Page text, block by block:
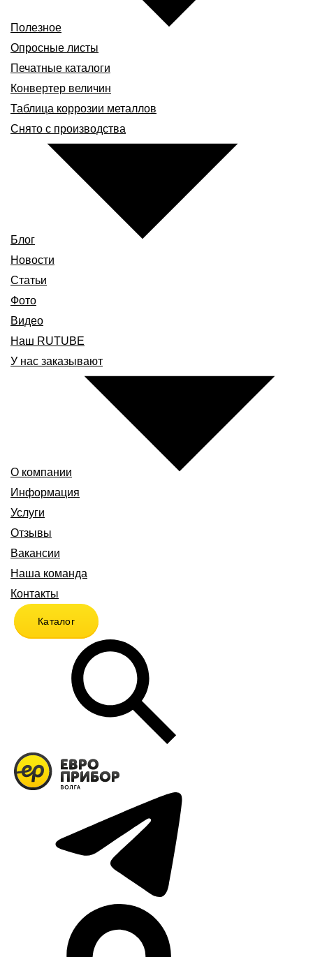
Полезное
Опросные листы
Печатные каталоги
Конвертер величин
Таблица коррозии металлов
Снято с производства
Блог
Новости
Статьи
Фото
Видео
Наш RUTUBE
У нас заказывают
О компании
Информация
Услуги
Отзывы
Вакансии
Наша команда
Контакты
Каталог